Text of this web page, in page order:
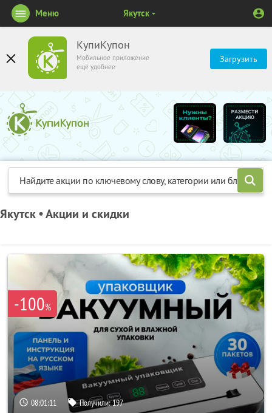
КупиКупон
Мобильное приложение
ещё удобнее
Загрузить
Меню Якутск
Якутск • Акции и скидки
-100%
08:01:08 Получили:197